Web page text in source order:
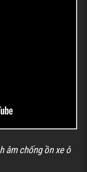
âm chống ồn xe ô